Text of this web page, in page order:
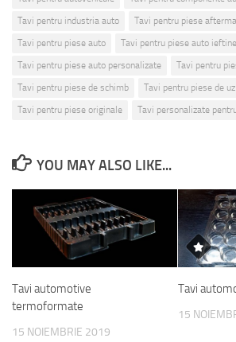
Tavi pentru industria auto
Tavi pentru piese
Tavi pentru piese auto
Tavi pentru piese auto ieftine
Tavi pentru piese auto personalizate
Tavi pentru
Tavi pentru piese de schimb
Tavi pentru piese de uz
Tavi pentru piese originale
Tavi personalizate
YOU MAY ALSO LIKE...
Tavi automotive
termoformate
15 NOIEMBRIE 2019
Tavi
15